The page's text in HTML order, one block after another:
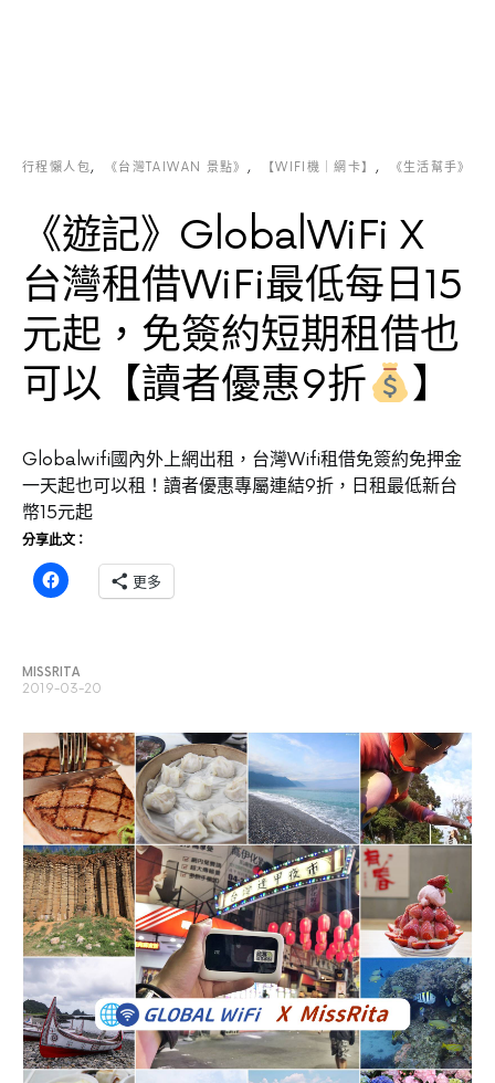
行程懶人包 《台灣TAIWAN 景點》 【WIFI機｜網卡】 《生活幫手》
《遊記》GlobalWiFi X
台灣租借WiFi最低每日15
元起，免簽約短期租借也
可以【讀者優惠9折
】
Globalwifi國內外上網出租，台灣Wifi租借免簽約免押金
一天起也可以租！讀者優惠專屬連結9折，日租最低新台
幣15元起
分享此文：
更多
MISSRITA
2019-03-20